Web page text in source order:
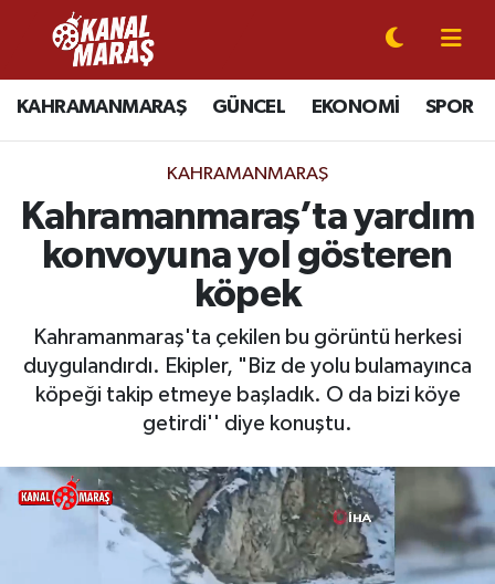
KAHRAMANMARAŞ GÜNCEL EKONOMİ SPOR
KAHRAMANMARAŞ
Kahramanmaraş’ta yardım
konvoyuna yol gösteren
köpek
Kahramanmaraş'ta çekilen bu görüntü herkesi
duygulandırdı. Ekipler, "Biz de yolu bulamayınca
köpeği takip etmeye başladık. O da bizi köye
getirdi'' diye konuştu.
CANLI YAYIN
KAHRAMANMARAŞ
SPOR
EKONOMİ
GÜNDEM
MAGAZİN
SAĞLIK
Kahramanmaraş Nöbetçi Eczaneler
Kahramanmaraş Hava Durumu
Kahramanmaraş Trafik Yoğunluk Haritası
Süper Lig Puan Durumu ve Fikstür
Tüm Manşetler
Son Dakika Haberleri
Haber Arşivi